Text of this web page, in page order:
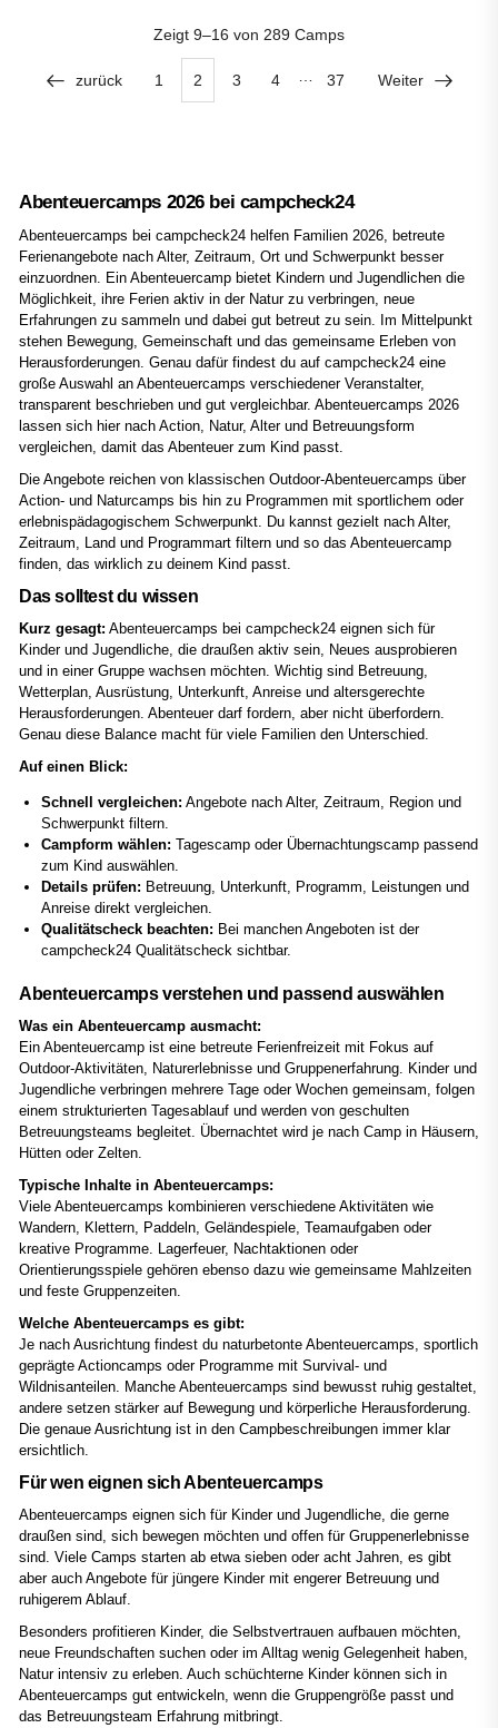
Zeigt 9–16 von 289 Camps
zurück 1 2 3 4 37 Weiter
Abenteuercamps 2026 bei campcheck24
Abenteuercamps bei campcheck24 helfen Familien 2026, betreute
Ferienangebote nach Alter, Zeitraum, Ort und Schwerpunkt besser
einzuordnen. Ein Abenteuercamp bietet Kindern und Jugendlichen die
Möglichkeit, ihre Ferien aktiv in der Natur zu verbringen, neue
Erfahrungen zu sammeln und dabei gut betreut zu sein. Im Mittelpunkt
stehen Bewegung, Gemeinschaft und das gemeinsame Erleben von
Herausforderungen. Genau dafür findest du auf campcheck24 eine
große Auswahl an Abenteuercamps verschiedener Veranstalter,
transparent beschrieben und gut vergleichbar. Abenteuercamps 2026
lassen sich hier nach Action, Natur, Alter und Betreuungsform
vergleichen, damit das Abenteuer zum Kind passt.
Die Angebote reichen von klassischen Outdoor-Abenteuercamps über
Action- und Naturcamps bis hin zu Programmen mit sportlichem oder
erlebnispädagogischem Schwerpunkt. Du kannst gezielt nach Alter,
Zeitraum, Land und Programmart filtern und so das Abenteuercamp
finden, das wirklich zu deinem Kind passt.
Das solltest du wissen
Kurz gesagt: Abenteuercamps bei campcheck24 eignen sich für
Kinder und Jugendliche, die draußen aktiv sein, Neues ausprobieren
und in einer Gruppe wachsen möchten. Wichtig sind Betreuung,
Wetterplan, Ausrüstung, Unterkunft, Anreise und altersgerechte
Herausforderungen. Abenteuer darf fordern, aber nicht überfordern.
Genau diese Balance macht für viele Familien den Unterschied.
Auf einen Blick:
Schnell vergleichen: Angebote nach Alter, Zeitraum, Region und
Schwerpunkt filtern.
Campform wählen: Tagescamp oder Übernachtungscamp passend
zum Kind auswählen.
Details prüfen: Betreuung, Unterkunft, Programm, Leistungen und
Anreise direkt vergleichen.
Qualitätscheck beachten: Bei manchen Angeboten ist der
campcheck24 Qualitätscheck sichtbar.
Abenteuercamps verstehen und passend auswählen
Was ein Abenteuercamp ausmacht:
Ein Abenteuercamp ist eine betreute Ferienfreizeit mit Fokus auf
Outdoor-Aktivitäten, Naturerlebnisse und Gruppenerfahrung. Kinder und
Jugendliche verbringen mehrere Tage oder Wochen gemeinsam, folgen
einem strukturierten Tagesablauf und werden von geschulten
Betreuungsteams begleitet. Übernachtet wird je nach Camp in Häusern,
Hütten oder Zelten.
Typische Inhalte in Abenteuercamps:
Viele Abenteuercamps kombinieren verschiedene Aktivitäten wie
Wandern, Klettern, Paddeln, Geländespiele, Teamaufgaben oder
kreative Programme. Lagerfeuer, Nachtaktionen oder
Orientierungsspiele gehören ebenso dazu wie gemeinsame Mahlzeiten
und feste Gruppenzeiten.
Welche Abenteuercamps es gibt:
Je nach Ausrichtung findest du naturbetonte Abenteuercamps, sportlich
geprägte Actioncamps oder Programme mit Survival- und
Wildnisanteilen. Manche Abenteuercamps sind bewusst ruhig gestaltet,
andere setzen stärker auf Bewegung und körperliche Herausforderung.
Die genaue Ausrichtung ist in den Campbeschreibungen immer klar
ersichtlich.
Für wen eignen sich Abenteuercamps
Abenteuercamps eignen sich für Kinder und Jugendliche, die gerne
draußen sind, sich bewegen möchten und offen für Gruppenerlebnisse
sind. Viele Camps starten ab etwa sieben oder acht Jahren, es gibt
aber auch Angebote für jüngere Kinder mit engerer Betreuung und
ruhigerem Ablauf.
Besonders profitieren Kinder, die Selbstvertrauen aufbauen möchten,
neue Freundschaften suchen oder im Alltag wenig Gelegenheit haben,
Natur intensiv zu erleben. Auch schüchterne Kinder können sich in
Abenteuercamps gut entwickeln, wenn die Gruppengröße passt und
das Betreuungsteam Erfahrung mitbringt.